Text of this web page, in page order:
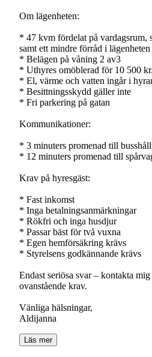
Om lägenheten:
* 47 kvm fördelat på vardagsrum,
samt ett mindre förråd i lägenheten
* Belägen på våning 2 av3
* Uthyres omöblerad för 10 500
* El, värme och vatten ingår i
* Besittningsskydd gäller inte
* Fri parkering på gatan
Kommunikationer:
* 3 minuters promenad till
* 12 minuters promenad till
Krav på hyresgäst:
* Fast inkomst
* Inga betalningsanmärkningar
* Rökfri och inga husdjur
* Passar bäst för två vuxna
* Egen hemförsäkring krävs
* Styrelsens godkännande krävs
Endast seriösa svar – kontakta
ovanstående krav.
Vänliga hälsningar,
Läs mer